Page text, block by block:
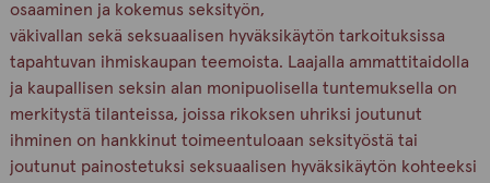
osaaminen ja kokemus seksityön,
väkivallan sekä seksuaalisen hyväksikäytön tarkoituksissa
tapahtuvan ihmiskaupan teemoista. Laajalla ammattitaidolla
ja kaupallisen seksin alan monipuolisella tuntemuksella on
merkitystä tilanteissa, joissa rikoksen uhriksi joutunut
ihminen on hankkinut toimeentuloaan seksityöstä tai
joutunut painostetuksi seksuaalisen hyväksikäytön kohteeksi